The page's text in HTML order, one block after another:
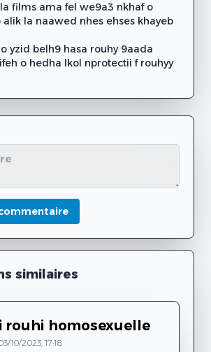
films ama fel we9a3 nkhaf o
alik la naawed nhes ehses khayeb
yzid belh9 hasa rouhy 9aada
o hedha lkol nprotectii f rouhyy
similaires
rouhi homosexuelle
10/2023, 17:18